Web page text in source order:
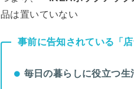
品は置いていない
事前に告知されている「店
毎日の暮らしに役立つ生